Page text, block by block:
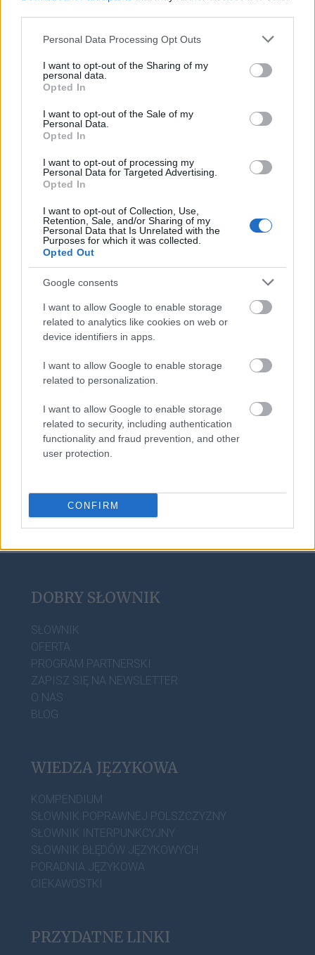
Please note that this website/app uses one or more Google
not limited to your visit or usage behaviour. You may click to
grant or deny consent to Google and its third-party tags to
use your data for below specified purposes in below Google
consent section.
Personal Data Processing Opt Outs
I want to opt-out of the Sharing of my
personal data.
Opted In
I want to opt-out of the Sale of my
Personal Data.
Opted In
I want to opt-out of processing my
Personal Data for Targeted Advertising.
Opted In
I want to opt-out of Collection, Use,
Retention, Sale, and/or Sharing of my
Personal Data that Is Unrelated with the
Purposes for which it was collected.
Opted Out
Google consents
I want to allow Google to enable storage
related to analytics like cookies on web or
device identifiers in apps.
I want to allow Google to enable storage
related to personalization.
I want to allow Google to enable storage
related to security, including authentication
functionality and fraud prevention, and other
user protection.
CONFIRM
Mogą Cię zainteresować również hasła
Tadż Mahal
Zelandia
DOBRY SŁOWNIK
SŁOWNIK
OFERTA
PROGRAM PARTNERSKI
ZAPISZ SIĘ NA NEWSLETTER
O NAS
BLOG
WIEDZA JĘZYKOWA
KOMPENDIUM
SŁOWNIK POPRAWNEJ POLSZCZYZNY
SŁOWNIK INTERPUNKCYJNY
SŁOWNIK BŁĘDÓW JĘZYKOWYCH
PORADNIA JĘZYKOWA
CIEKAWOSTKI
PRZYDATNE LINKI